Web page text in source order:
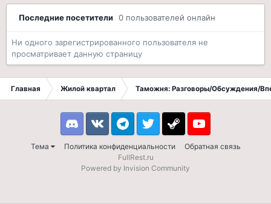
Последние посетители 0 пользователей онлайн
Ни одного зарегистрированного пользователя не
просматривает данную страницу
Главная Жилой квартал Таможня: Разговоры/Обсуждения/
Тема Политика конфиденциальности Обратная связь
DiscordVK TelegramTwitter Steam Youtube
FullRest.ru
Powered by Invision Community